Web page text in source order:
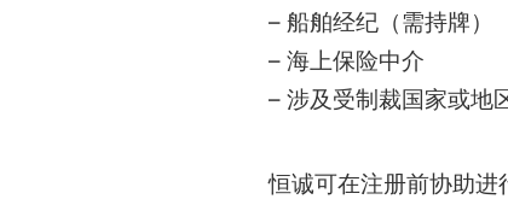
– 船舶经纪（需持牌）
– 海上保险中介
– 涉及受制裁国家或地
恒诚可在注册前协助进